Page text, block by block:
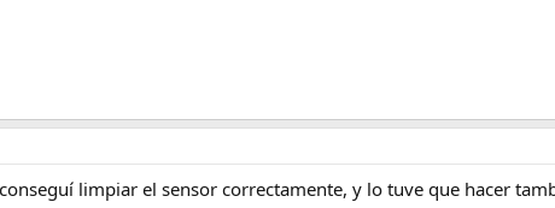
limpiar el sensor correctamente, y lo tuve que hacer